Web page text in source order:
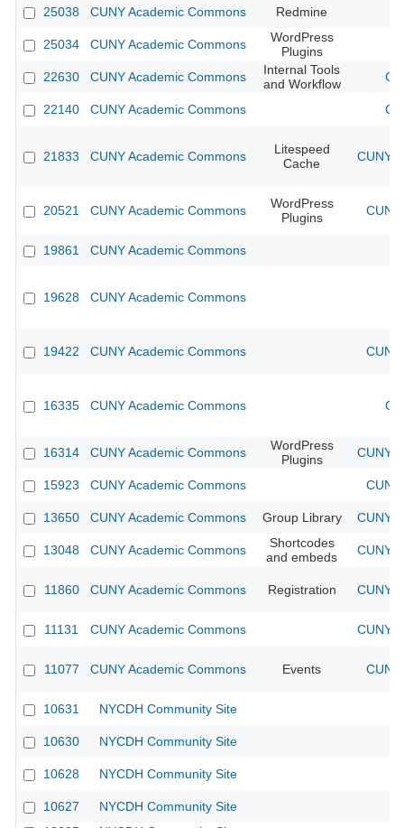
25038 CUNY Academic Commons Redmine
25034 CUNY Academic Commons
WordPress
Plugins
22630
CUNY Academic Commons
Internal Tools
and Workflow
22140 CUNY Academic Commons
21833 CUNY Academic Commons
Litespeed
Cache
CUNY
20521 CUNY Academic Commons
WordPress
Plugins
19861 CUNY Academic Commons
19628 CUNY Academic Commons
19422 CUNY Academic Commons
16335 CUNY Academic Commons
16314 CUNY Academic Commons
WordPress
Plugins
CUNY
15923 CUNY Academic Commons
13650 CUNY Academic Commons Group Library CUNY
13048 CUNY Academic Commons
Shortcodes
and embeds
CUNY
11860 CUNY Academic Commons Registration CUNY
11131 CUNY Academic Commons CUNY
11077 CUNY Academic Commons Events
10631 NYCDH Community Site
10630 NYCDH Community Site
10628 NYCDH Community Site
10627
NYCDH Community Site